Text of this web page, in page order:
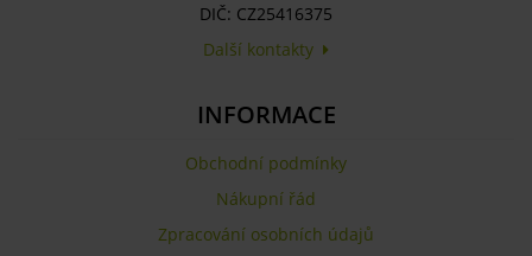
DIČ: CZ25416375
Další kontakty
INFORMACE
Obchodní podmínky
Nákupní řád
Zpracování osobních údajů